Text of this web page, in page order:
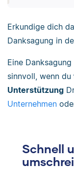
Erkundige dich
Danksagung in
Eine
sinnvoll, wenn du
Unterstützung
Unternehmen
Schnell